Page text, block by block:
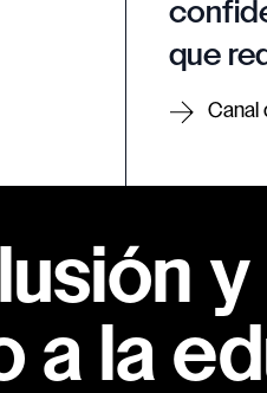
que
Canal
y
la